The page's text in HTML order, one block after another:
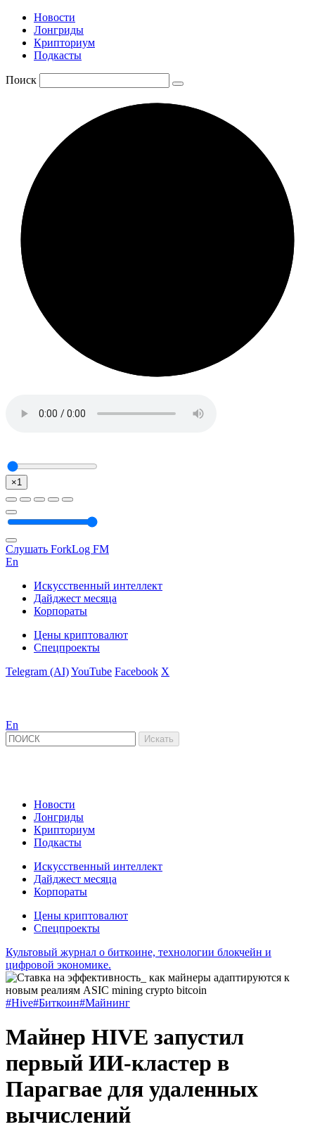
Новости
Лонгриды
Крипториум
Подкасты
Поиск
×1
Слушать ForkLog FM
En
Искусственный интеллект
Дайджест месяца
Корпораты
Цены криптовалют
Спецпроекты
Telegram (AI)YouTube Facebook X
En
Новости
Лонгриды
Крипториум
Подкасты
Искусственный интеллект
Дайджест месяца
Корпораты
Цены криптовалют
Спецпроекты
Культовый журнал о биткоине, технологии блокчейн и
цифровой экономике.
#Hive#Биткоин#Майнинг
Майнер HIVE запустил
первый ИИ-кластер в
Парагвае для удаленных
вычислений